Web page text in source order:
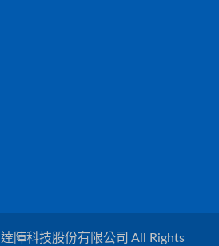
達陣科技股份有限公司 All Rights